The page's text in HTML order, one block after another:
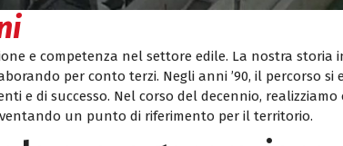
e competenza nel settore edile. La nostra storia
per conto terzi. Negli anni ’90, il percorso si
e di successo. Nel corso del decennio,
un punto di riferimento per il territorio.